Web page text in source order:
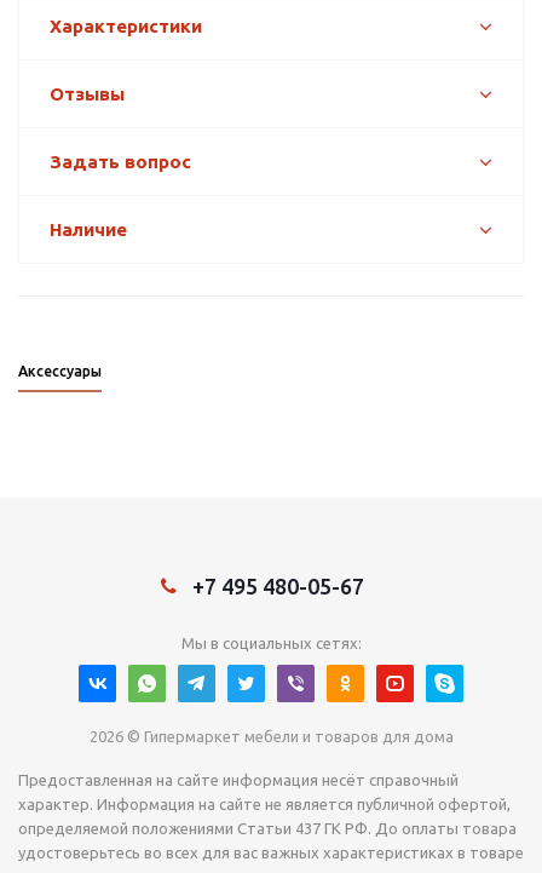
Характеристики
Отзывы
Задать вопрос
Наличие
Аксессуары
+7 495 480-05-67
Мы в социальных сетях:
2026 © Гипермаркет мебели и товаров для дома
Предоставленная на сайте информация несёт справочный
характер. Информация на сайте не является публичной офертой,
определяемой положениями Статьи 437 ГК РФ. До оплаты товара
удостоверьтесь во всех для вас важных характеристиках в товаре